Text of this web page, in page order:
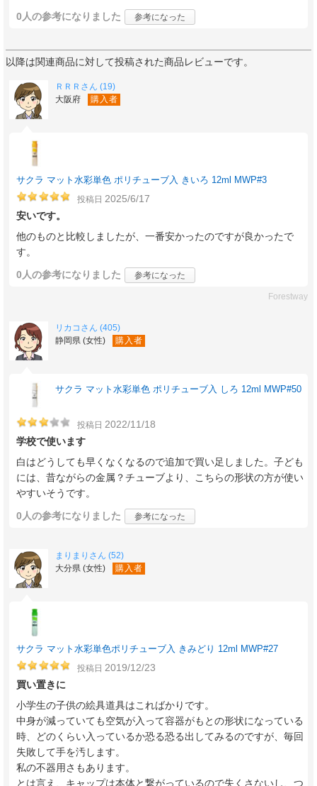
0人の参考になりました 参考になった
以降は関連商品に対して投稿された商品レビューです。
ＲＲＲさん (19)
大阪府
購入者
サクラ マット水彩単色 ポリチューブ入 きいろ 12ml MWP#3
投稿日 2025/6/17
安いです。
他のものと比較しましたが、一番安かったのですが良かったで
す。
0人の参考になりました 参考になった
Forestway
リカコさん (405)
静岡県 (女性)
購入者
サクラ マット水彩単色 ポリチューブ入 しろ 12ml MWP#50
投稿日 2022/11/18
学校で使います
白はどうしても早くなくなるので追加で買い足しました。子ども
には、昔ながらの金属？チューブより、こちらの形状の方が使い
やすいそうです。
0人の参考になりました 参考になった
まりまりさん (52)
大分県 (女性)
購入者
サクラ マット水彩単色ポリチューブ入 きみどり 12ml MWP#27
投稿日 2019/12/23
買い置きに
小学生の子供の絵具道具はこればかりです。
中身が減っていても空気が入って容器がもとの形状になっている
時、どのくらい入っているか恐る恐る出してみるのですが、毎回
失敗して手を汚します。
私の不器用さもあります。
とは言え、キャップは本体と繋がっているので失くさないし、つ